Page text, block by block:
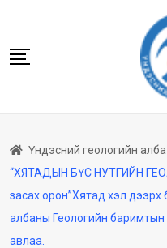
content
Бидний тухай
Мэдээлэл
Төсөл хөтөлбөр
Үндэсний геологийн алба
“ХЯТАДЫН БҮС НУТГИЙН
засах орон”Хятад хэл дээрх
албаны Геологийн баримтын
авлаа.